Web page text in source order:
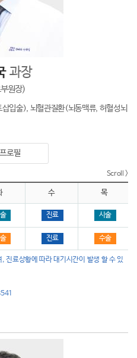
과장
원장)
입술), 뇌혈관질환(뇌동맥류, 허혈성뇌
프로필
수 목
진료 시술
진료 수술
진료상황에 따라 대기시간이 발생 할 수 있